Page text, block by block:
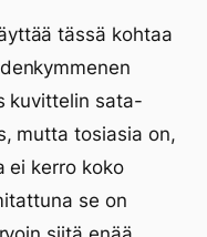
tässä kohtaa
kuvittelin sata-
mutta tosiasia on,
ei kerro koko
se on